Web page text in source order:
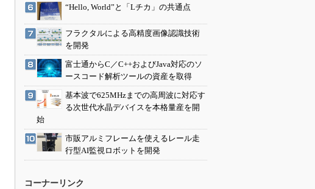
“Hello, World”と「Lチカ」の共通点
フラクタルによる高精度画像認識技術
を開発
富士通からC／C++およびJava対応のソ
ースコード解析ツールの資産を取得
基本波で625MHzまでの高周波に対応す
る次世代水晶デバイスを本格量産を開
始
市販アルミフレームを使えるレール走
行型AI監視ロボットを開発
コーナーリンク